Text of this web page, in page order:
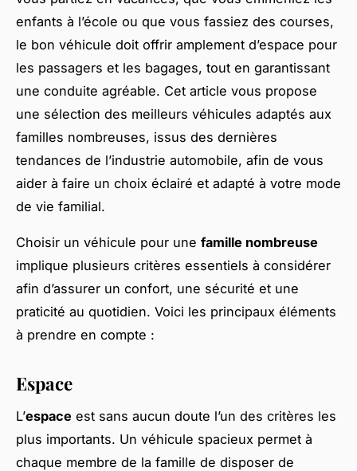
enfants à l’école ou que vous fassiez des courses,
le bon véhicule doit offrir amplement d’espace pour
les passagers et les bagages, tout en garantissant
une conduite agréable. Cet article vous propose
une sélection des meilleurs véhicules adaptés aux
familles nombreuses, issus des dernières
tendances de l’industrie automobile, afin de vous
aider à faire un choix éclairé et adapté à votre mode
de vie familial.
Choisir un véhicule pour une famille nombreuse
implique plusieurs critères essentiels à considérer
afin d’assurer un confort, une sécurité et une
praticité au quotidien. Voici les principaux éléments
à prendre en compte :
Espace
L’espace est sans aucun doute l’un des critères les
plus importants. Un véhicule spacieux permet à
chaque membre de la famille de disposer de